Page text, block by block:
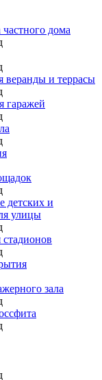
дома
веранды и террасы
гаражей
детских и
улицы
зала